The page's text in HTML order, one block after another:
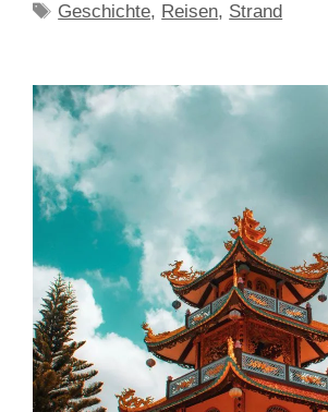
Schlagwörter
Geschichte, Reisen, Strand